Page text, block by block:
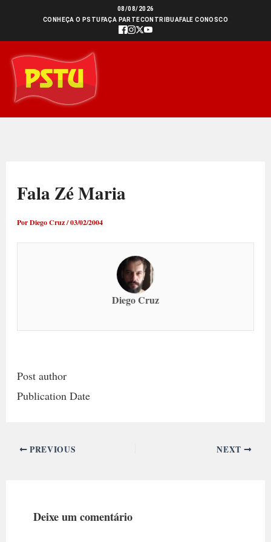
conteúdo
08/08/2026
CONHEÇA O PSTU FAÇA PARTECONTRIBUAFALE CONOSCO
Fala Zé Maria
PorDiego Cruz/03/02/2004
Diego Cruz
Post author
Publication Date
PREVIOUS NEXT
Deixe um comentário